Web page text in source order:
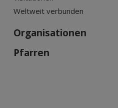
Weltweit verbunden
Organisationen
Pfarren